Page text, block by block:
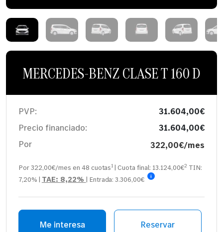
MERCEDES-BENZ CLASE T 160 D
PVP:
31.604,00€
Precio financiado:
31.604,00€
Por
322,00€/mes
Por 322,00€/mes en 48 cuotas1 | Cuota final: 13.124,00€2 TIN:
7,20% | TAE: 8,22% | Entrada:3.306,00€ i
Me interesa Reservar